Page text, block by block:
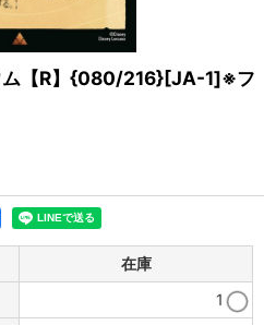
ム【R】{080/216}[JA-1]※フ
在庫
1